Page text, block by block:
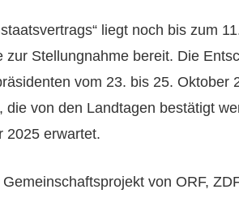
liegt noch bis zum
Stellungnahme bereit. Die
vom 23. bis 25. Oktober
von den Landtagen bestätigt
2025 erwartet.
von ORF,